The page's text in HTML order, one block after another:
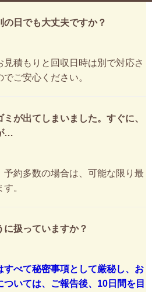
の日でも大丈夫ですか？
見積もりと回収日時は別で対応さ
ご安心ください。
が出てしまいました。すぐに、
…
予約多数の場合は、可能な限り最
。
扱っていますか？
すべて秘密事項として厳秘し、お
いては、ご報告後、10日間を目